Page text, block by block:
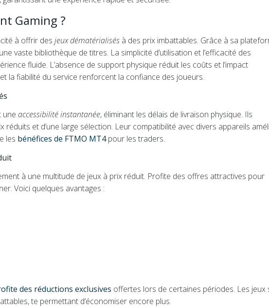
Gaming ?
à offrir des jeux dématérialisés à des prix imbattables. Grâce à sa
vaste bibliothèque de titres. La simplicité d’utilisation et l’efficacité des
fluide. L’absence de support physique réduit les coûts et l’impact
la fiabilité du service renforcent la confiance des joueurs.
une accessibilité instantanée, éliminant les délais de livraison physique. Ils
et d’une large sélection. Leur compatibilité avec divers appareils
les bénéfices de FTMO MT4pour les traders.
à une multitude de jeux à prix réduit. Profite des offres attractives pour
Voici quelques avantages :
des réductions exclusives offertes lors de certaines périodes. Les jeux
te permettant d’économiser encore plus.